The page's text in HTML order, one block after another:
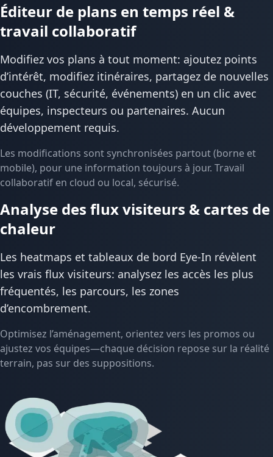
Éditeur de plans en temps réel &
travail collaboratif
Modifiez vos plans à tout moment: ajoutez points
d’intérêt, modifiez itinéraires, partagez de nouvelles
couches (IT, sécurité, événements) en un clic avec
équipes, inspecteurs ou partenaires. Aucun
développement requis.
Les modifications sont synchronisées partout (borne et
mobile), pour une information toujours à jour. Travail
collaboratif en cloud ou local, sécurisé.
Analyse des flux visiteurs & cartes de
chaleur
Les heatmaps et tableaux de bord Eye-In révèlent
les vrais flux visiteurs: analysez les accès les plus
fréquentés, les parcours, les zones
d’encombrement.
Optimisez l’aménagement, orientez vers les promos ou
ajustez vos équipes—chaque décision repose sur la réalité
terrain, pas sur des suppositions.